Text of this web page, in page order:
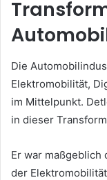
Die
Elektromobilität,
im Mittelpunkt.
in dieser
Er war maßgeblich
der